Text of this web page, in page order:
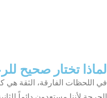
لماذا تختار صحيح
في اللحظات الفارقة، الثقة هي